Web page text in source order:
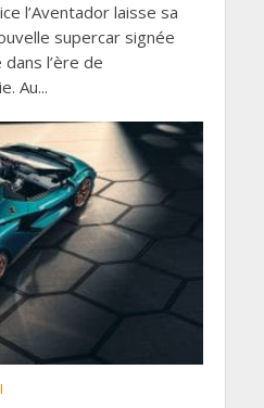
l’Aventador laisse sa
supercar signée
l’ère de
Au...